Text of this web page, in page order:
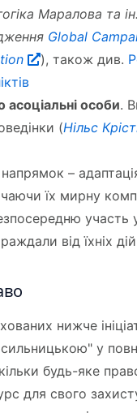
Маралова та
Global
), також див.
асоціальні особи.
(Нільс
–
їх мирну
участь
від їхніх
нижче
у
будь-яке
для свого